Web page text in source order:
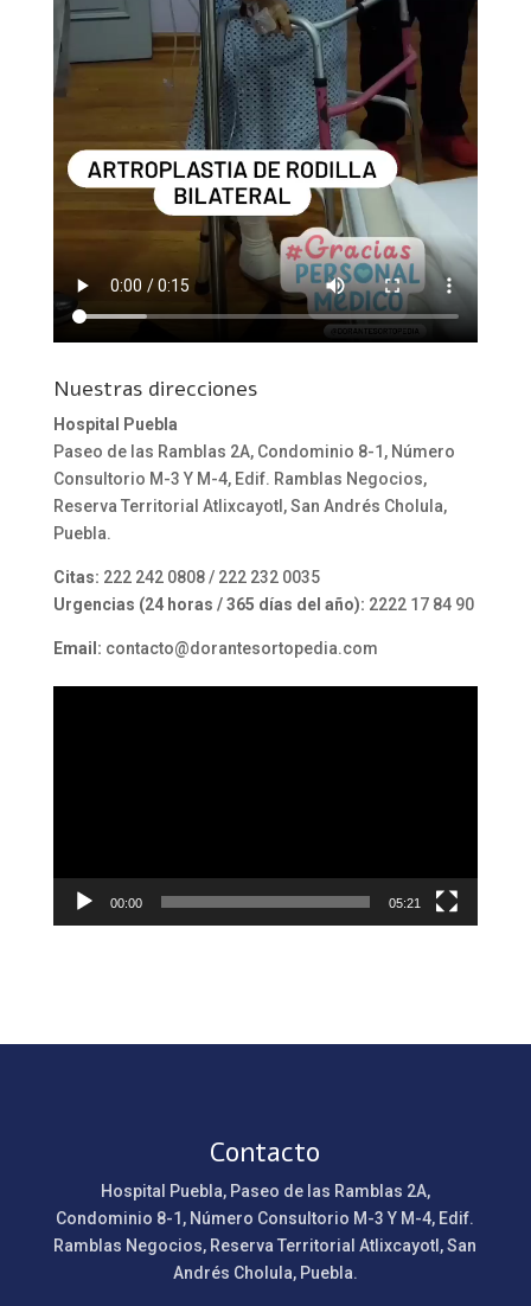
Nuestras direcciones
Hospital Puebla
Paseo de las Ramblas 2A, Condominio 8-1, Número
Consultorio M-3 Y M-4, Edif. Ramblas Negocios,
Reserva Territorial Atlixcayotl, San Andrés Cholula,
Puebla.
Citas: 222 242 0808 / 222 232 0035
Urgencias (24 horas / 365 días del año): 2222 17 84 90
Email: contacto@dorantesortopedia.com
00:00 05:21
Contacto
Hospital Puebla, Paseo de las Ramblas 2A,
Condominio 8-1, Número Consultorio M-3 Y M-4, Edif.
Ramblas Negocios, Reserva Territorial Atlixcayotl, San
Andrés Cholula, Puebla.